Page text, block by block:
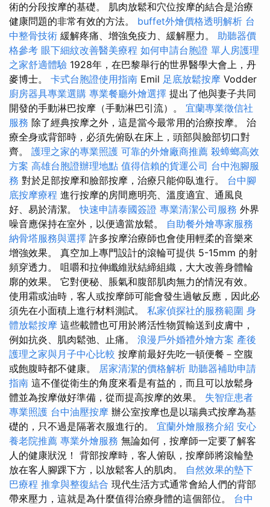
術的分段按摩的基礎。 肌肉放鬆和穴位按摩的結合是治療
健康問題的非常有效的方法。 buffet外燴價格透明解析 台
中整骨技術 緩解疼痛、增強免疫力、緩解壓力。 助聽器價
格參考 眼下細紋改善醫美療程 如何申請台胞證 單人房護理
之家舒適體驗 1928年，在巴黎舉行的世界醫學大會上，丹
麥博士。 卡式台胞證使用指南 Emil 足底放鬆按摩 Vodder
廚房器具專業選購 專業餐廳外燴選擇 提出了他與妻子共同
開發的手動淋巴按摩（手動淋巴引流）。 宜蘭專業徵信社
服務 除了經典按摩之外，這是當今最常用的治療按摩。 治
療全身或背部時，必須先俯臥在床上，頭部與臉部切口對
齊。 護理之家的專業照護 可靠的外燴廠商推薦 殺蟑螂高效
方案 高雄台胞證辦理地點 值得信賴的貨運公司 台中泡腳服
務 對於足部按摩和臉部按摩，治療只能仰臥進行。 台中腳
底按摩療程 進行按摩的房間應明亮、溫度適宜、通風良
好、易於清潔。快速申請泰國簽證 專業清潔公司服務 外界
噪音應保持在室外，以便適當放鬆。 自助餐外燴專家服務
納骨塔服務與選擇 許多按摩治療師也會使用輕柔的音樂來
增強效果。 真空加上專門設計的滾輪可提供 5-15mm 的射
頻穿透力。 咀嚼和拉伸纖維狀結締組織，大大改善身體輪
廓的效果。 它對便秘、脹氣和腹部肌肉無力的情況有效。
使用霜或油時，客人或按摩師可能會發生過敏反應，因此必
須先在小面積上進行材料測試。 私家偵探社的服務範圍 身
體放鬆按摩 這些載體也可用於將活性物質輸送到皮膚中，
例如抗炎、肌肉鬆弛、止痛。 浪漫戶外婚禮外燴方案 產後
護理之家與月子中心比較 按摩前最好先吃一頓便餐－空腹
或飽腹時都不健康。 居家清潔的價格解析 助聽器補助申請
指南 這不僅從衛生的角度來看是有益的，而且可以放鬆身
體並為按摩做好準備，從而提高按摩的效果。 失智症患者
專業照護 台中油壓按摩 辦公室按摩也是以瑞典式按摩為基
礎的，只不過是隔著衣服進行的。 宜蘭外燴服務介紹 安心
養老院推薦 專業外燴服務 無論如何，按摩師一定要了解客
人的健康狀況！ 背部按摩時，客人俯臥，按摩師將滾輪墊
放在客人腳踝下方，以放鬆客人的肌肉。 自然效果的墊下
巴療程 推拿與整復結合 現代生活方式通常會給人們的背部
帶來壓力，這就是為什麼值得治療身體的這個部位。 台中